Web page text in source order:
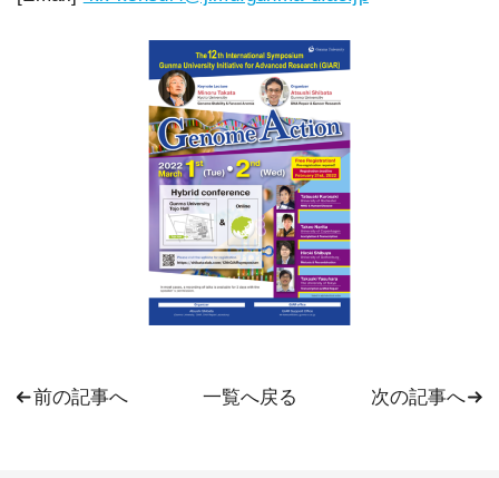
前の記事へ 一覧へ戻る 次の記事へ